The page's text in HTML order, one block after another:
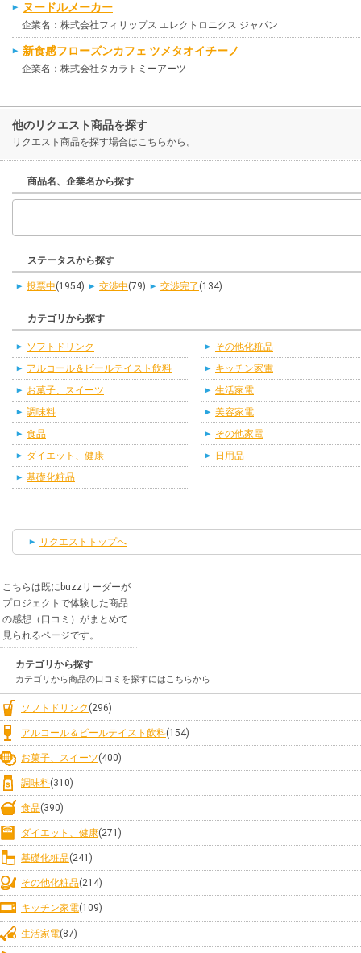
ヌードルメーカー
企業名：株式会社フィリップス エレクトロニクス ジャパン
新食感フローズンカフェ ツメタオイチーノ
企業名：株式会社タカラトミーアーツ
他のリクエスト商品を探す
リクエスト商品を探す場合はこちらから。
商品名、企業名から探す
ステータスから探す
投票中(1954) 交渉中(79) 交渉完了 (134)
カテゴリから探す
ソフトドリンク
アルコール＆ビールテイスト飲料
お菓子、スイーツ
調味料
食品
ダイエット、健康
基礎化粧品
その他化粧品
キッチン家電
生活家電
美容家電
その他家電
日用品
リクエストトップへ
こちらは既にbuzzリーダーが
プロジェクトで体験した商品
の感想（口コミ）がまとめて
見られるページです。
カテゴリから探す
カテゴリから商品の口コミを探すにはこちらから
ソフトドリンク (296)
アルコール＆ビールテイスト飲料(154)
お菓子、スイーツ(400)
調味料(310)
食品(390)
ダイエット、健康(271)
基礎化粧品(241)
その他化粧品(214)
キッチン家電(109)
生活家電(87)